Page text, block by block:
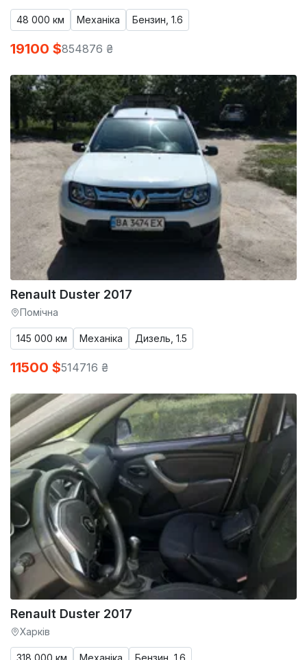
48 000 км Механіка Бензин, 1.6
19100 $854876 ₴
Renault Duster 2017
Помічна
145 000 км Механіка Дизель, 1.5
11500 $514716 ₴
Renault Duster 2017
Харків
318 000 км Механіка Бензин, 1.6